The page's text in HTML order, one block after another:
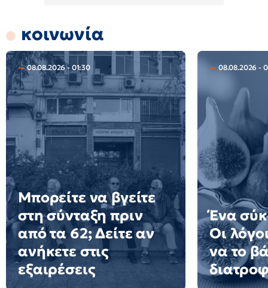
κοινωνία
08.08.2026 - 01:30
Μπορείτε να βγείτε
στη σύνταξη πριν
από τα 62; Δείτε αν
ανήκετε στις
εξαιρέσεις
08.08.2026 -
Ένα
Οι
να το